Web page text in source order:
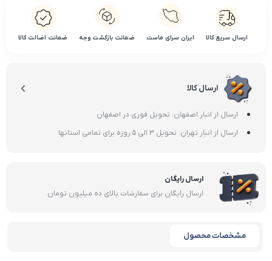
ارسال سریع کالا ایران سرای ماست ضمانت بازگشت وجه ضمانت اضالت کالا
ارسال کالا
ارسال از انبار اصفهان: تحویل فوری در اصفهان
ارسال از انبار تهران: تحویل 3 الی 5 روزه برای تمامی استانها
ارسال رایگان
ارسال رایگان برای سفارشات بالای ده میلیون تومان
مشخصات محصول